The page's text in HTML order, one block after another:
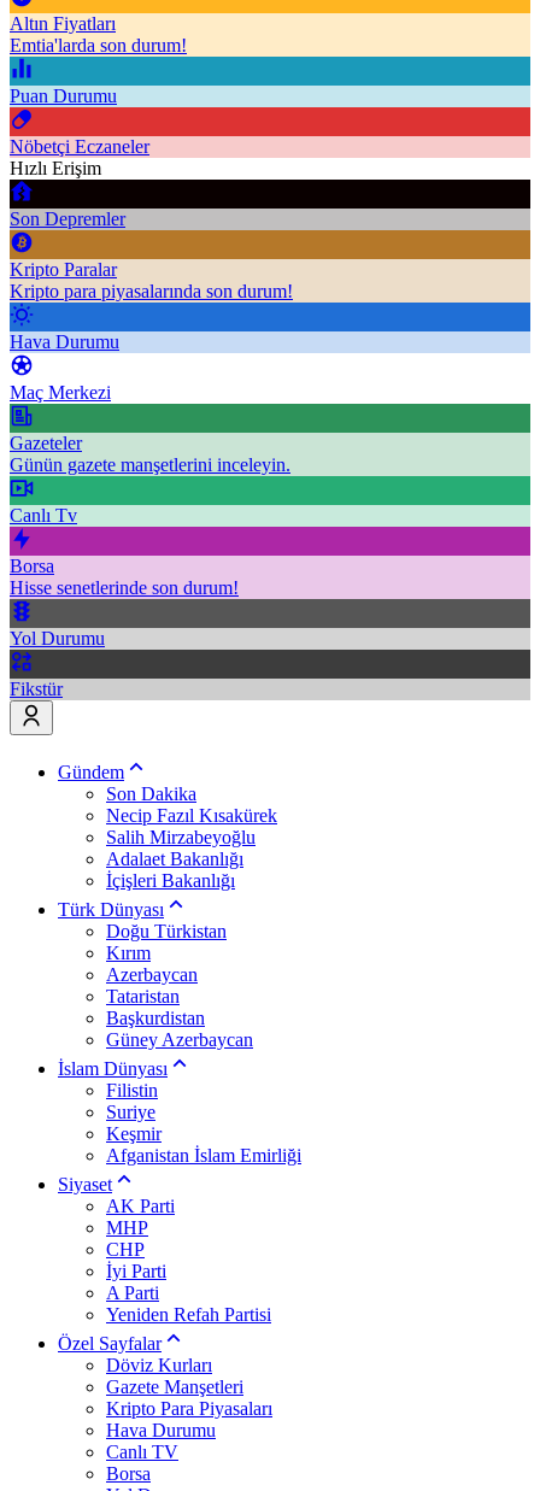
Altın Fiyatları
Emtia'larda son durum!
Puan Durumu
Nöbetçi Eczaneler
Hızlı Erişim
Son Depremler
Kripto Paralar
Kripto para piyasalarında son durum!
Hava Durumu
Maç Merkezi
Gazeteler
Günün gazete manşetlerini inceleyin.
Canlı Tv
Borsa
Hisse senetlerinde son durum!
Yol Durumu
Fikstür
Gündem
Son Dakika
Necip Fazıl Kısakürek
Salih Mirzabeyoğlu
Adalaet Bakanlığı
İçişleri Bakanlığı
Türk Dünyası
Doğu Türkistan
Kırım
Azerbaycan
Tataristan
Başkurdistan
Güney Azerbaycan
İslam Dünyası
Filistin
Suriye
Keşmir
Afganistan İslam Emirliği
Siyaset
AK Parti
MHP
CHP
İyi Parti
A Parti
Yeniden Refah Partisi
Özel Sayfalar
Döviz Kurları
Gazete Manşetleri
Kripto Para Piyasaları
Hava Durumu
Canlı TV
Borsa